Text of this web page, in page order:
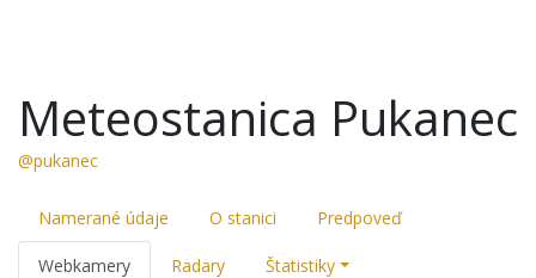
Meteostanica Pukanec
@pukanec
Namerané údaje O stanici Predpoveď
Webkamery Radary Štatistiky